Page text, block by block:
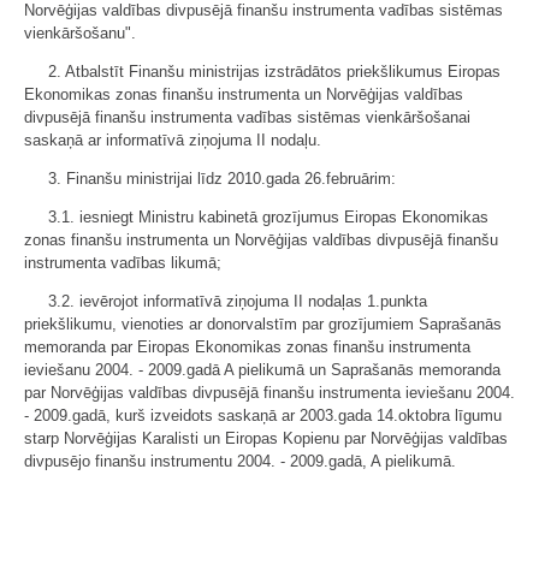
Norvēģijas valdības divpusējā finanšu instrumenta vadības sistēmas
vienkāršošanu".
2. Atbalstīt Finanšu ministrijas izstrādātos priekšlikumus Eiropas
Ekonomikas zonas finanšu instrumenta un Norvēģijas valdības
divpusējā finanšu instrumenta vadības sistēmas vienkāršošanai
saskaņā ar informatīvā ziņojuma II nodaļu.
3. Finanšu ministrijai līdz 2010.gada 26.februārim:
3.1. iesniegt Ministru kabinetā grozījumus Eiropas Ekonomikas
zonas finanšu instrumenta un Norvēģijas valdības divpusējā finanšu
instrumenta vadības likumā;
3.2. ievērojot informatīvā ziņojuma II nodaļas 1.punkta
priekšlikumu, vienoties ar donorvalstīm par grozījumiem Saprašanās
memoranda par Eiropas Ekonomikas zonas finanšu instrumenta
ieviešanu 2004. - 2009.gadā A pielikumā un Saprašanās memoranda
par Norvēģijas valdības divpusējā finanšu instrumenta ieviešanu 2004.
- 2009.gadā, kurš izveidots saskaņā ar 2003.gada 14.oktobra līgumu
starp Norvēģijas Karalisti un Eiropas Kopienu par Norvēģijas valdības
divpusējo finanšu instrumentu 2004. - 2009.gadā, A pielikumā.